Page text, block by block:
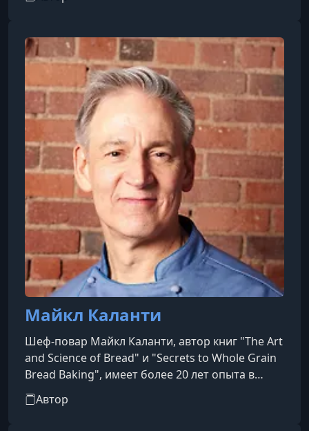
всей территории США. Колетт имеет
кондитерского искусства и является
сертифицированным исполнительным
кондитером и сертифицированным
исполнительным шеф-поваром по версии
Американской кулинарной федерации.
Майкл Каланти
Шеф-повар Майкл Каланти, автор книг "The Art
and Science of Bread" и "Secrets to Whole Grain
Bread Baking", имеет более 20 лет опыта в
выпечке и кулинарии. Он является
опубликованным автором, преподает в
Автор